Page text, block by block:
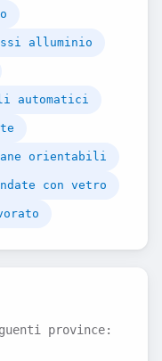
alluminio
automatici
orientabili
con vetro
province: